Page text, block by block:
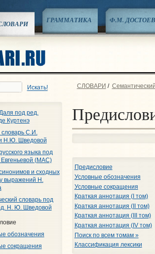
ГРАММАТИКА Ф.М.
Искать!
под ред.
Куртенэ
словарь С.И.
Н.Ю. Шведовой
языка под
(МАС)
и сходных
выражений Н.
словарь под
Н. Ю. Шведовой
обозначения
сокращения
СЛОВАРИ /
Предисловие
Условные обозначения
Условные сокращения
Краткая аннотация (I том)
Краткая аннотация (II том)
Краткая аннотация (III том)
Краткая аннотация (IV том)
Поиск по всем томам »
Классификация лексики